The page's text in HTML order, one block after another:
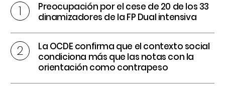
Preocupación por el cese de 20 de los 33
dinamizadores de la FP Dual intensiva
La OCDE confirma que el contexto social
condiciona más que las notas con la
orientación como contrapeso